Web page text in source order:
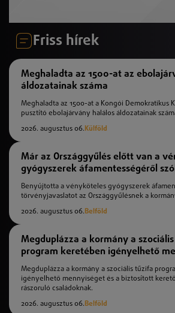
Friss hírek
Meghaladta az 1500-at az
áldozatainak száma
Meghaladta az 1500-at a Kongói Demokratikus
pusztító ebolajárvány halálos áldozatainak
2026. augusztus 06. Külföld
Már az Országgyűlés előtt van a
gyógyszerek áfamentességéről
törvényjavaslat
Benyújtotta a vényköteles gyógyszerek
törvényjavaslatot az Országgyűlésnek a
2026. augusztus 06.Belföld
Megduplázza a kormány a
program keretében igényelhető
Megduplázza a kormány a szociális tűzifa
igényelhető mennyiséget és a biztosított
rászoruló családoknak.
2026. augusztus 06.Belföld